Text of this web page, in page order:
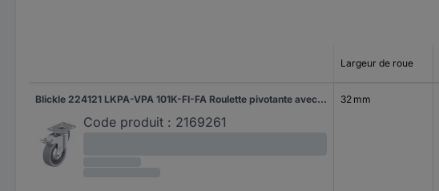
Largeur de roue
Blickle 224121 LKPA-VPA 101K-FI-FA Roulette pivotante avec blocage Diamètre de la roue: 100 mm Capacité de charge (max.): 110 kg 1 pc(s)
Code produit : 2169261
32 mm